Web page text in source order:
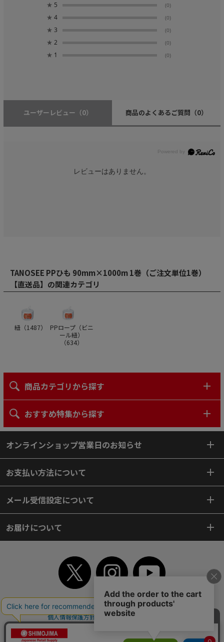
★ 5 (0)
★ 4 (0)
★ 3 (0)
★ 2 (0)
★ 1 (0)
ユーザーレビュー （0） 商品のよくあるご質問 （0）
レビューはありません。
TANOSEE PPひも 90mm×1000m 1巻（ご注文単位1巻）
【直送品】の関連カテゴリ
紐（1487）
PPロープ（ビニ
ール紐）
（634）
商品カテゴリから探す
おすすめ特集から探す
オンラインショップ営業日のお知らせ
お支払い方法について
メール受信設定について
お届けについて
TOP 初めてご利用のお客様へ ご利用案内
ご利用規約
個人情報保護方針
特定商取引法
よくあるご質問
サイトマップ
WEBカタログ 英語版TOP